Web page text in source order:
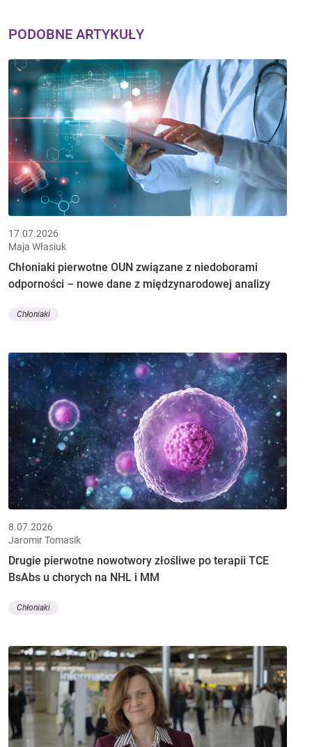
PODOBNE ARTYKUŁY
17.07.2026
Maja Własiuk
Chłoniaki pierwotne OUN związane z niedoborami
odporności – nowe dane z międzynarodowej analizy
Chłoniaki
8.07.2026
Jaromir Tomasik
Drugie pierwotne nowotwory złośliwe po terapii TCE
BsAbs u chorych na NHL i MM
Chłoniaki